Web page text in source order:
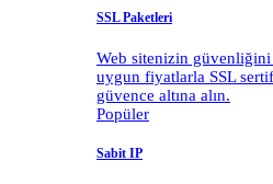
SSL Paketleri
Web sitenizin
uygun fiyatlarla SSL
güvence altına alın.
Popüler
Sabit IP